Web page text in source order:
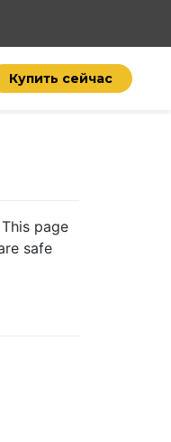
Купить сейчас
page
safe